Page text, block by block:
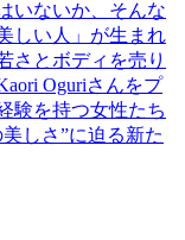
いないか、そんな
しい人」が生まれ
さとボディを売り
Oguriさんをプ
験を持つ女性たち
しさ”に迫る新た